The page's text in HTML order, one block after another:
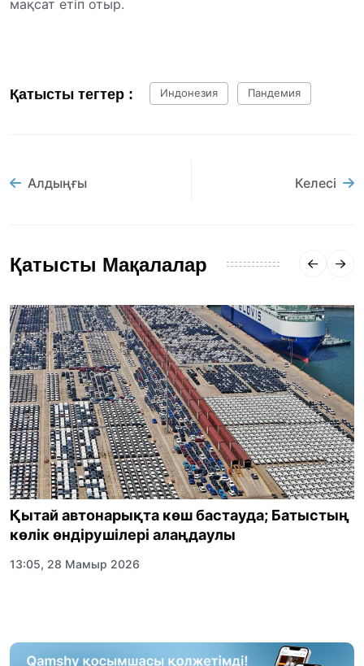
мақсат етіп отыр.
Қатысты тегтер : Индонезия Пандемия
Алдыңғы Келесі
Қатысты Мақалалар
Қытай автонарықта көш бастауда; Батыстың
көлік өндірушілері алаңдаулы
13:05, 28 Мамыр 2026